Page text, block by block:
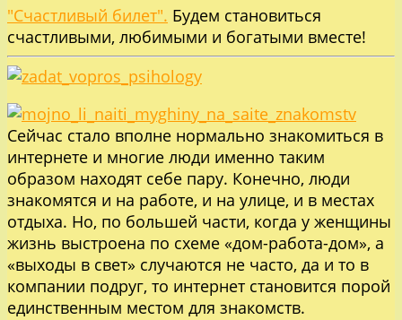
"Счастливый билет". Будем становиться
счастливыми, любимыми и богатыми вместе!
Сейчас стало вполне нормально знакомиться в
интернете и многие люди именно таким
образом находят себе пару. Конечно, люди
знакомятся и на работе, и на улице, и в местах
отдыха. Но, по большей части, когда у женщины
жизнь выстроена по схеме «дом-работа-дом», а
«выходы в свет» случаются не часто, да и то в
компании подруг, то интернет становится порой
единственным местом для знакомств.